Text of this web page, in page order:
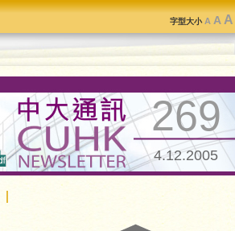
字型大小 A A A
269
4.12.2005